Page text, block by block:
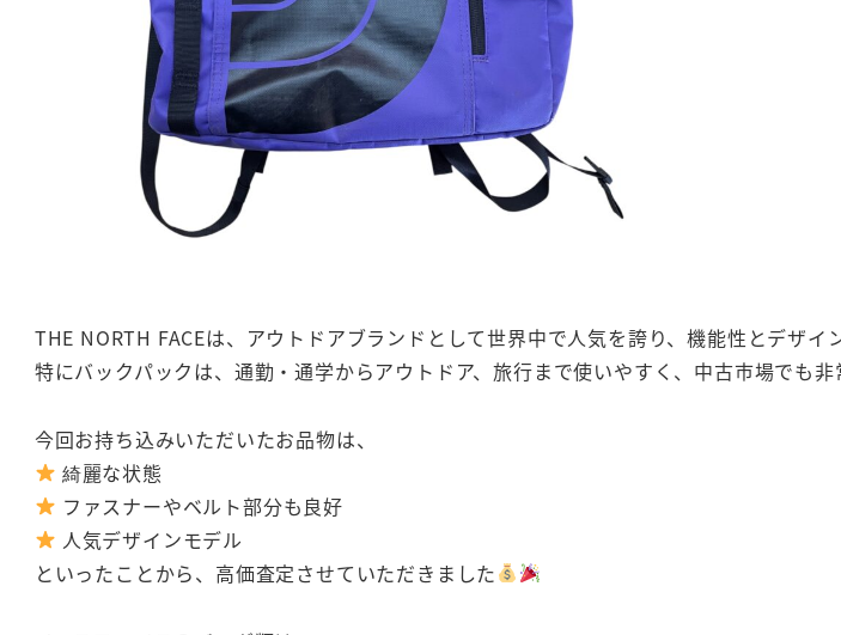
THE NORTH FACEは、アウトドアブランドとして世界中で人気を誇り、機能性とデザ
特にバックパックは、通勤・通学からアウトドア、旅行まで使いやすく、中古市場でも
今回お持ち込みいただいたお品物は、
綺麗な状態
ファスナーやベルト部分も良好
人気デザインモデル
といったことから、高価査定させていただきました